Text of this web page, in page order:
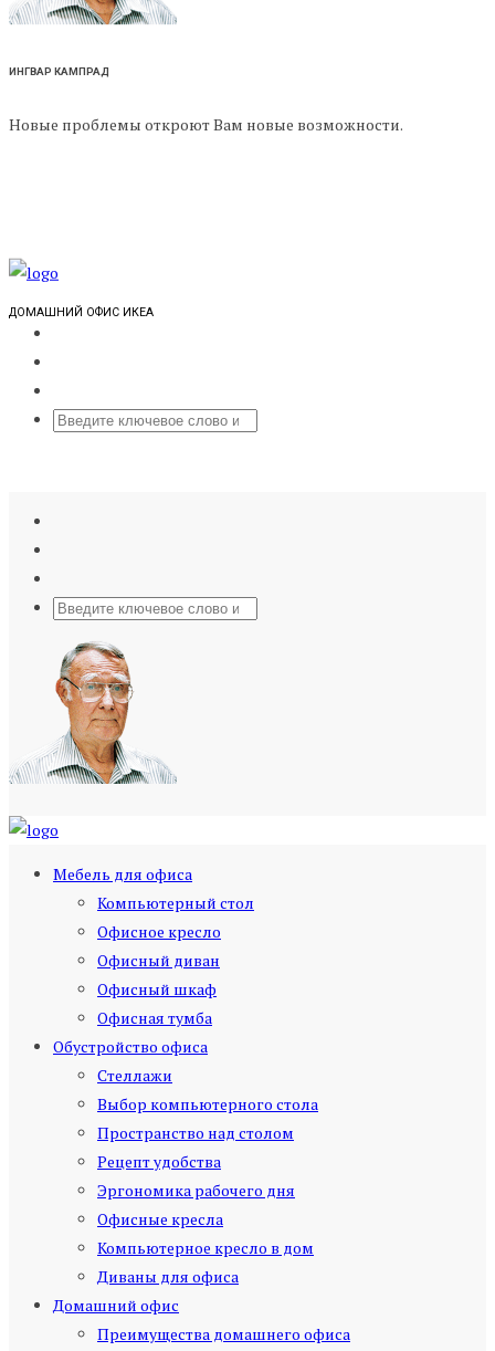
ИНГВАР КАМПРАД
Новые проблемы откроют Вам новые возможности.
ДОМАШНИЙ ОФИС ИКЕА
Мебель для офиса
Компьютерный стол
Офисное кресло
Офисный диван
Офисный шкаф
Офисная тумба
Обустройство офиса
Стеллажи
Выбор компьютерного стола
Пространство над столом
Рецепт удобства
Эргономика рабочего дня
Офисные кресла
Компьютерное кресло в дом
Диваны для офиса
Домашний офис
Преимущества домашнего офиса